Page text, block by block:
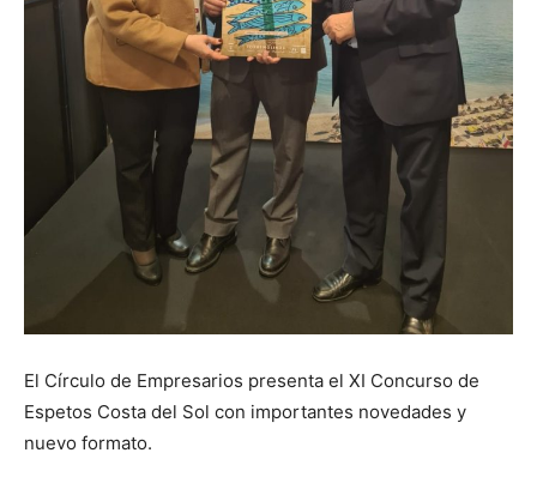
El Círculo de Empresarios presenta el XI Concurso de
Espetos Costa del Sol con importantes novedades y
nuevo formato.